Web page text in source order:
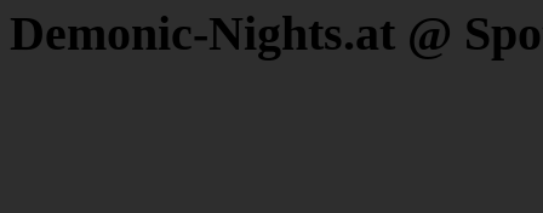
Demonic-Nights.at @